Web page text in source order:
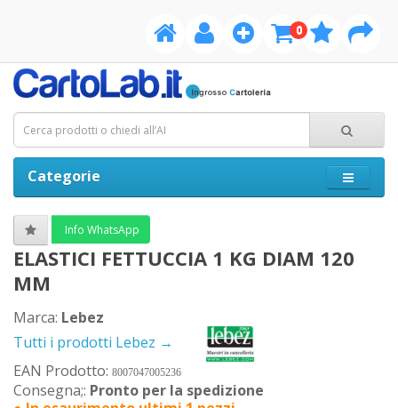
0
Categorie
Info WhatsApp
ELASTICI FETTUCCIA 1 KG DIAM 120
MM
Marca: Lebez
Tutti i prodotti Lebez →
EAN Prodotto: 8007047005236
Consegna;: Pronto per la spedizione